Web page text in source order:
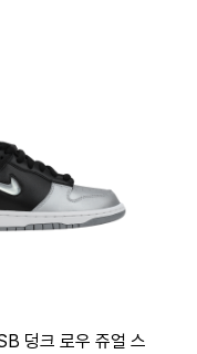
덩크 로우 쥬얼 스